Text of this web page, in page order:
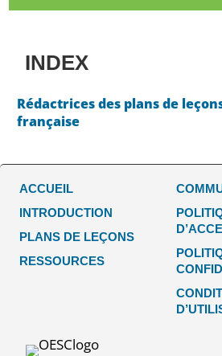
INDEX
Rédactrices des plans de
française
ACCUEIL
INTRODUCTION
PLANS DE LEÇONS
RESSOURCES